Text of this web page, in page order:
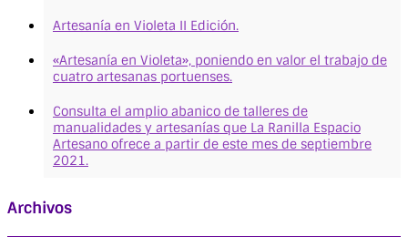
Artesanía en Violeta II Edición.
«Artesanía en Violeta», poniendo en valor el trabajo de
cuatro artesanas portuenses.
Consulta el amplio abanico de talleres de
manualidades y artesanías que La Ranilla Espacio
Artesano ofrece a partir de este mes de septiembre
2021.
Archivos